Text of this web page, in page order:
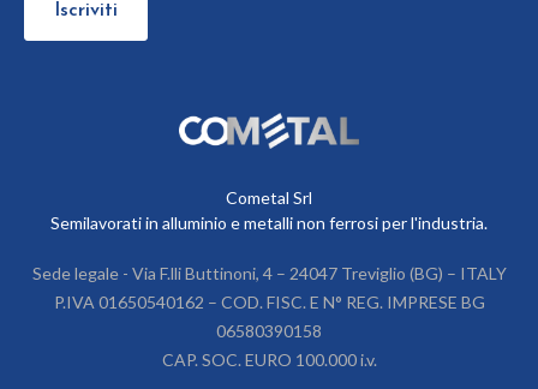
Cometal Srl
Semilavorati in alluminio e metalli non ferrosi per l'industria.
Sede legale - Via F.lli Buttinoni, 4 – 24047 Treviglio (BG) – ITALY
P.IVA 01650540162 – COD. FISC. E N° REG. IMPRESE BG
06580390158
CAP. SOC. EURO 100.000 i.v.